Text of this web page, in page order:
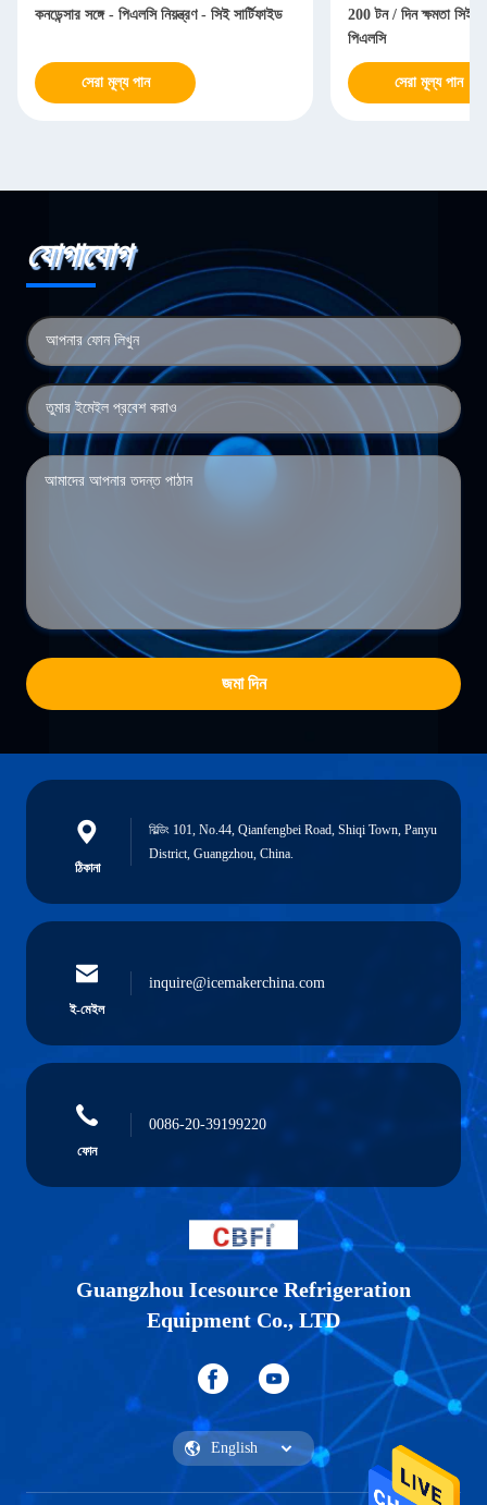
কনডেন্সার সঙ্গে - পিএলসি নিয়ন্ত্রণ - সিই সার্টিফাইড
সেরা মূল্য পান
200 টন / দিন ক্ষমতা সিই /
পিএলসি
সেরা মূল্য পান
যোগাযোগ
জমা দিন
ঠিকানা
বিল্ডিং 101, No.44, Qianfengbei Road, Shiqi Town, Panyu
District, Guangzhou, China.
ই-মেইল
inquire@icemakerchina.com
ফোন
0086-20-39199220
Guangzhou Icesource Refrigeration
Equipment Co., LTD